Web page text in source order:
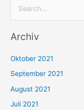
c
n
n
a
Archiv
Oktober 2021
September 2021
August 2021
Juli 2021